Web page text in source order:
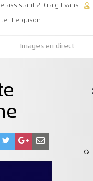
assistant 2: Craig Evans
Ferguson
Images en direct